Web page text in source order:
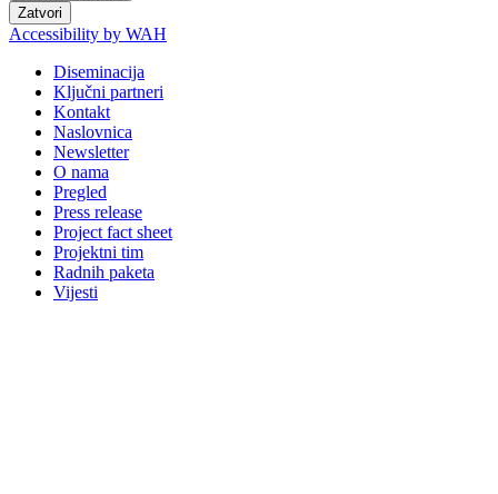
Zatvori
Accessibility by WAH
Diseminacija
Ključni partneri
Kontakt
Naslovnica
Newsletter
O nama
Pregled
Press release
Project fact sheet
Projektni tim
Radnih paketa
Vijesti